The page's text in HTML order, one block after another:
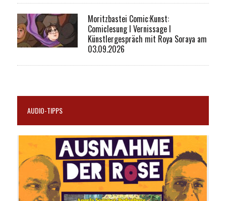
Moritzbastei Comic:Kunst:
Comiclesung I Vernissage I
Künstlergespräch mit Roya Soraya am
03.09.2026
AUDIO-TIPPS